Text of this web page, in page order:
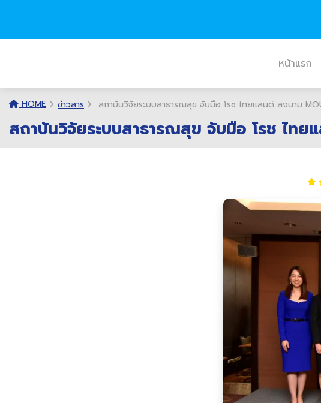
หน้าแรก
HOME ข่าวสาร สถาบันวิจัยระบบสาธารณสุข จับมือ โรช ไทยแลนด์ ลงนาม
สถาบันวิจัยระบบสาธารณสุข จับมือ โรช ไท